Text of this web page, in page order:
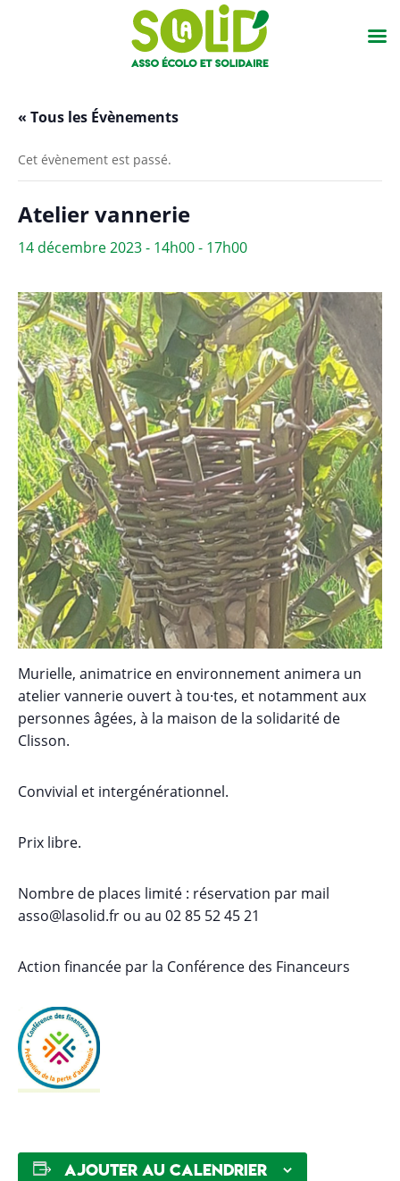
« Tous les Évènements
Cet évènement est passé.
Atelier vannerie
14 décembre 2023 - 14h00- 17h00
Murielle, animatrice en environnement animera un
atelier vannerie ouvert à tou·tes, et notamment aux
personnes âgées, à la maison de la solidarité de
Clisson.
Convivial et intergénérationnel.
Prix libre.
Nombre de places limité : réservation par mail
asso@lasolid.fr ou au 02 85 52 45 21
Action financée par la Conférence des Financeurs
Ajouter au calendrier